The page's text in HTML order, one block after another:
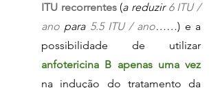
ITU recorrentes (a reduzir 6 ITU /
ano para 5.5 ITU / ano……) e a
anfotericina B apenas uma vez